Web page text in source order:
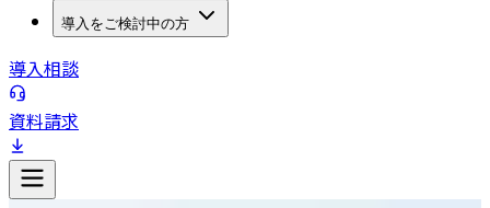
導入をご検討中の方
導入相談
資料請求